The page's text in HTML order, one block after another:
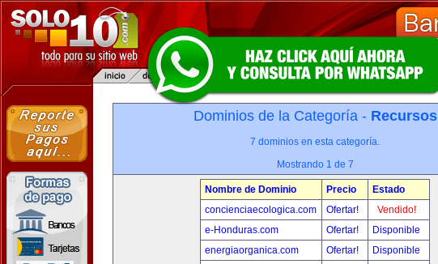
Dominios de la Categoría - Recursos
7 dominios en esta categoría.
Mostrando 1 de 7
Nombre de Dominio Precio
Estado
concienciaecologica.com
Ofertar!
Vendido!
e-Honduras.com
Ofertar!
Disponible
energiaorganica.com
Ofertar!
Disponible